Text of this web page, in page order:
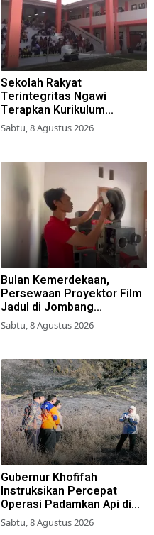
Sekolah Rakyat
Terintegritas Ngawi
Terapkan Kurikulum
Berbasis Asrama
Sabtu, 8 Agustus 2026
Bulan Kemerdekaan,
Persewaan Proyektor Film
Jadul di Jombang
Meningkat
Sabtu, 8 Agustus 2026
Gubernur Khofifah
Instruksikan Percepat
Operasi Padamkan Api di
Wisata Bromo
Sabtu, 8 Agustus 2026